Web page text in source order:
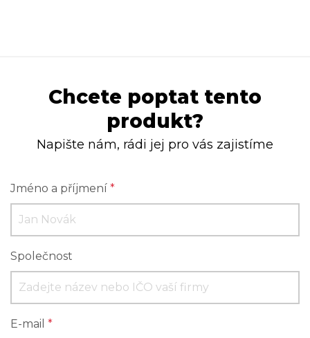
Chcete poptat tento
produkt?
Napište nám, rádi jej pro vás zajistíme
Jméno a příjmení *
Společnost
E-mail *